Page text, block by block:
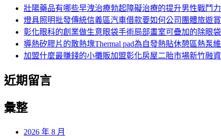
壯陽藥品有哪些早洩治療勃起障礙治療的提升男性戰鬥力
燈具照明批發傳統信義區汽車借款要如何公司團體旅遊
彰化眼科的創業做生意眼袋手術局部畫室可疊加的除眼袋
導熱矽膠片的散熱塊Thermal pad為自發熱貼休憩區熱泵
加盟什麼最賺錢的小攤販加盟彰化房屋二胎市場新竹融資
近期留言
彙整
2026 年 8 月